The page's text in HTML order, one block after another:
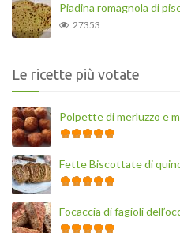
Piadina romagnola di
27353
Le ricette più votate
Polpette di merluzzo e
Fette Biscottate di
Focaccia di fagioli